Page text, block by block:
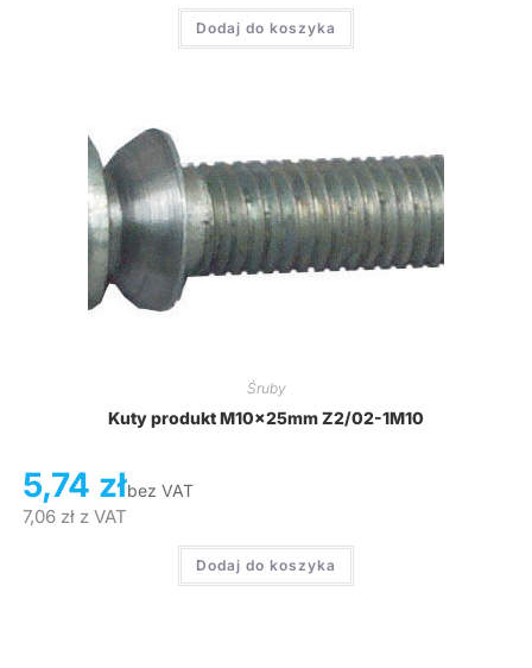
Dodaj do koszyka
Śruby
Kuty produkt M10x25mm Z2/02-1M10
5,74 złbez VAT
7,06 złz VAT
Dodaj do koszyka